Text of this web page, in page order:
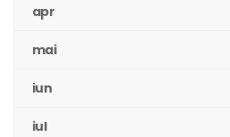
apr
mai
iun
iul